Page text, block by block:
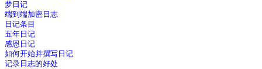
梦日记
端到端加密日志
日记条目
五年日记
感恩日记
如何开始并撰写日记
记录日志的好处